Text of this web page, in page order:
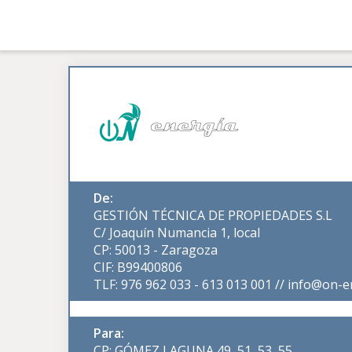
De:
GESTIÓN TÉCNICA DE PROPIEDADES S.L
C/ Joaquín Numancia 1, local
CP: 50013 - Zaragoza
CIF: B99400806
TLF: 976 962 033 - 613 013 001 // info@on-
Para: